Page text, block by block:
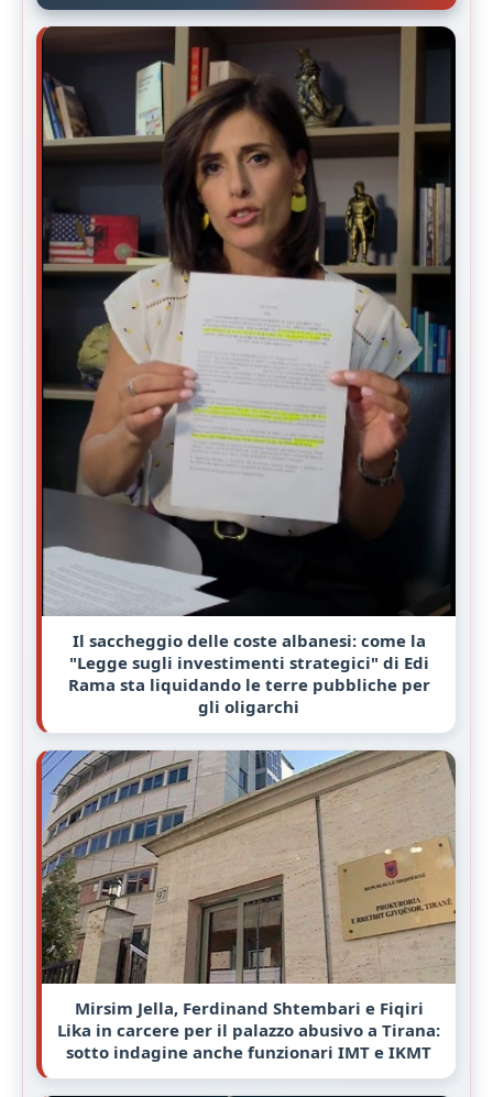
Il saccheggio delle coste albanesi: come la
"Legge sugli investimenti strategici" di Edi
Rama sta liquidando le terre pubbliche per
gli oligarchi
Mirsim Jella, Ferdinand Shtembari e Fiqiri
Lika in carcere per il palazzo abusivo a Tirana:
sotto indagine anche funzionari IMT e IKMT